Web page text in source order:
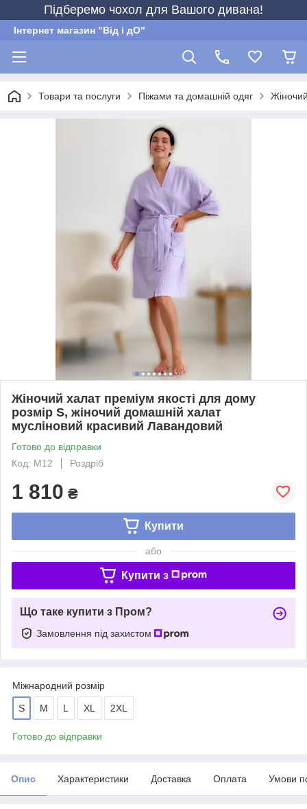
Підберемо чохол для Вашого дивана!
Інтернет магазин "Від і дО"
Товари та послуги Піжами та домашній одяг
Жіночий халат преміум якості для дому
розмір S, жіночий домашній халат
мусліновий красивий Лавандовий
Готово до відправки
Код: M12
Роздріб
1 810 ₴
Купити
або
Купити з
Що таке купити з Пром?
Замовлення під захистом
Міжнародний розмір
S M L XL 2XL
Готово до відправки
Опис Характеристики Доставка Оплата Умови